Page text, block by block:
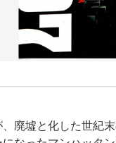
、廃墟と化した世紀